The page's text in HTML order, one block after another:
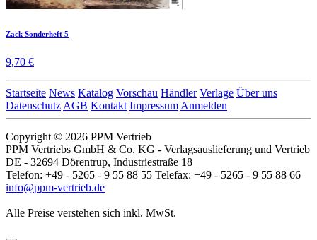
Zack Sonderheft 5
9,70 €
Startseite News Katalog Vorschau Händler Verlage Über uns
Datenschutz AGB Kontakt Impressum Anmelden
Copyright © 2026 PPM Vertrieb
PPM Vertriebs GmbH & Co. KG - Verlagsauslieferung und Vertrieb
DE - 32694 Dörentrup, Industriestraße 18
Telefon: +49 - 5265 - 9 55 88 55 Telefax: +49 - 5265 - 9 55 88 66
info@ppm-vertrieb.de
Alle Preise verstehen sich inkl. MwSt.